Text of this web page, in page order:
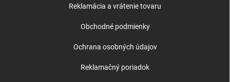
Reklamácia a vrátenie tovaru
Obchodné podmienky
Ochrana osobných údajov
Reklamačný poriadok